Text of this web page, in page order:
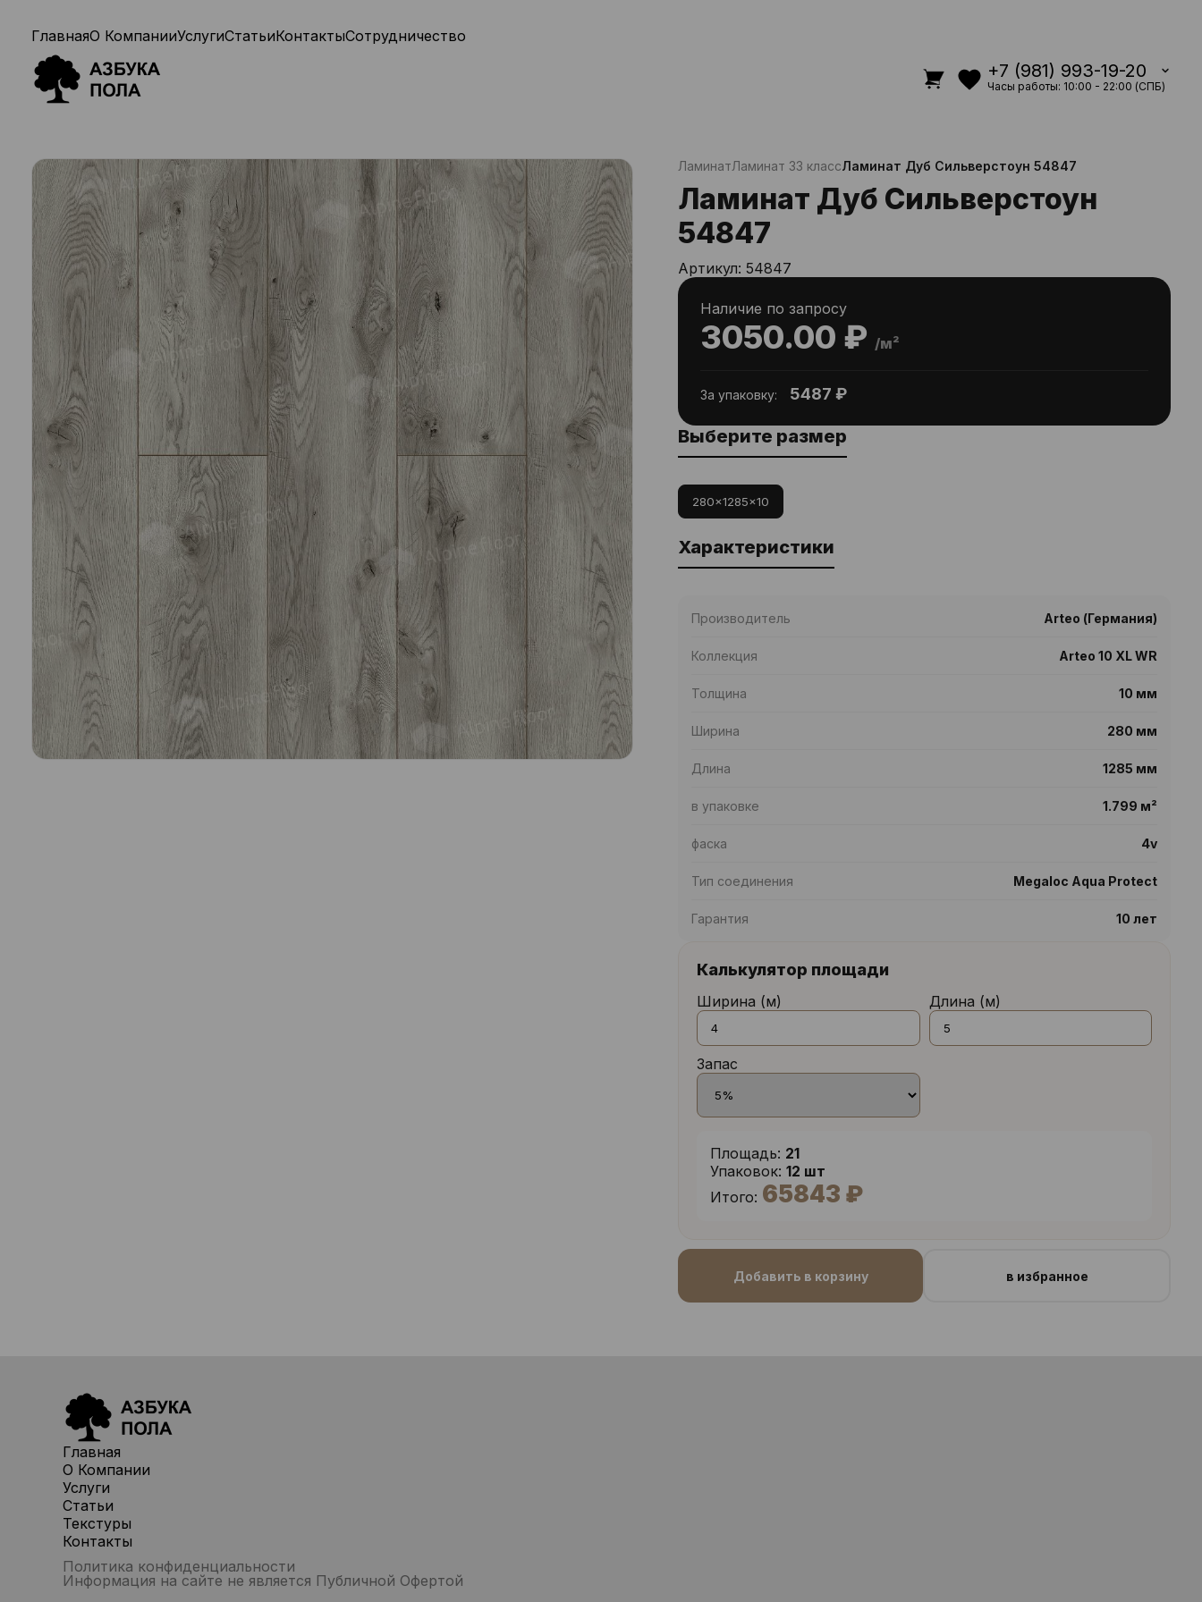
+7 (981) 993-19-20
Часы работы: 10:00 - 22:00 (СПБ)
ГлавнаяО КомпанииУслугиСтатьиКонтактыСотрудничество
ЛаминатЛаминат 33 классЛаминат Дуб Сильверстоун 54847
Ламинат Дуб Сильверстоун
54847
Артикул:54847
3050.00 ₽ /м²
Наличие по запросу
За упаковку: 5487 ₽
Выберите размер
280x1285x10
Характеристики
Производитель Arteo (Германия)
Коллекция Arteo 10 XL WR
Толщина 10 мм
Ширина 280 мм
Длина 1285 мм
в упаковке 1.799 м²
фаска 4v
Тип соединения Megaloc Aqua Protect
Гарантия 10 лет
Калькулятор площади
Ширина (м) Длина (м)
Запас
Площадь: 21
Упаковок: 12 шт
Итого: 65843 ₽
Добавить в корзину в избранное
Главная
О Компании
Услуги
Статьи
Текстуры
Контакты
Политика конфиденциальности
Информация на сайте не является Публичной Офертой